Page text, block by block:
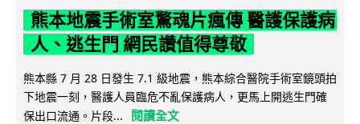
熊本地震手術室驚魂片瘋傳 醫護保護病
人、逃生門 網民讚值得尊敬
熊本縣 7 月 28 日發生 7.1 級地震，熊本綜合醫院手術室鏡頭拍
下地震一刻，醫護人員臨危不亂保護病人，更馬上開逃生門確
保出口流通。片段...
閱讀全文